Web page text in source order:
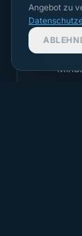
vor
Sets
Angebot zu